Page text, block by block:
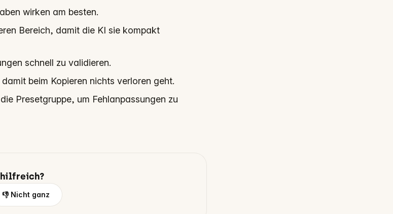
wirken am besten.
Bereich, damit die KI sie kompakt
schnell zu validieren.
beim Kopieren nichts verloren geht.
Presetgruppe, um Fehlanpassungen zu
👎 Nicht ganz